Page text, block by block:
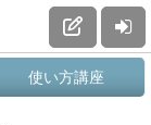
使い方講座